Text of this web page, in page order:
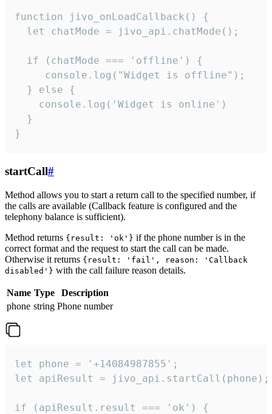
function jivo_onLoadCallback() {
  let chatMode = jivo_api.chatMode();
  if (chatMode === 'offline') {
     console.log("Widget is offline");
  } else {
    console.log('Widget is online')
  }
}
startCall#
Method allows you to start a return call to the specified number, if
the calls are available (Callback feature is configured and the
telephony balance is sufficient).
Method returns {result: 'ok'} if the phone number is in the
correct format and the request to start the call can be made.
Otherwise it returns {result: 'fail', reason: 'Callback
disabled'} with the call failure reason details.
Name Type
Description
phone string Phone number
let phone = '+14084987855';
let apiResult = jivo_api.startCall(phone);
if (apiResult.result === 'ok') {